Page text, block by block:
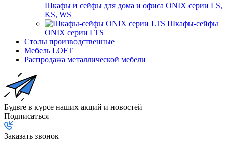
Шкафы и сейфы для дома и офиса ONIX серии LS,
KS, WS
Шкафы-сейфы
ONIX серии LTS
Столы производственные
Мебель LOFT
Распродажа металлической мебели
Будьте в курсе наших акций и новостей
Подписаться
Заказать звонок